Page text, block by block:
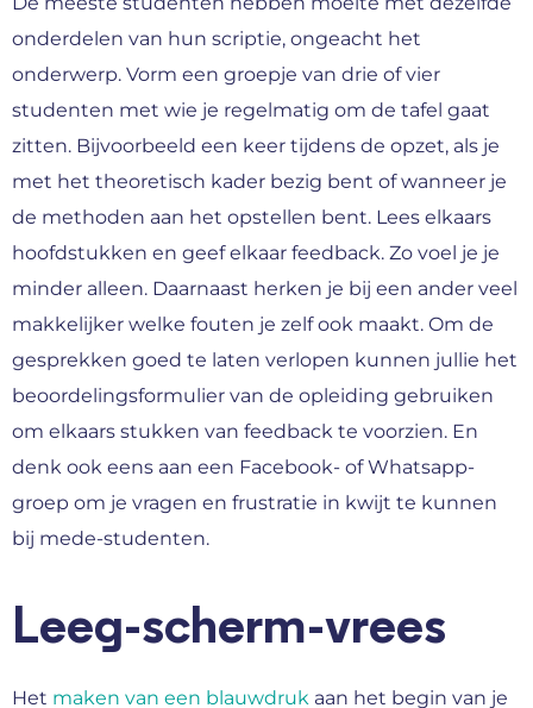
onderdelen van hun scriptie, ongeacht het
onderwerp. Vorm een groepje van drie of vier
studenten met wie je regelmatig om de tafel gaat
zitten. Bijvoorbeeld een keer tijdens de opzet, als je
met het theoretisch kader bezig bent of wanneer je
de methoden aan het opstellen bent. Lees elkaars
hoofdstukken en geef elkaar feedback. Zo voel je je
minder alleen. Daarnaast herken je bij een ander veel
makkelijker welke fouten je zelf ook maakt. Om de
gesprekken goed te laten verlopen kunnen jullie het
beoordelingsformulier van de opleiding gebruiken
om elkaars stukken van feedback te voorzien. En
denk ook eens aan een Facebook- of Whatsapp-
groep om je vragen en frustratie in kwijt te kunnen
bij mede-studenten.
Leeg-scherm-vrees
Het maken van een blauwdruk aan het begin van je